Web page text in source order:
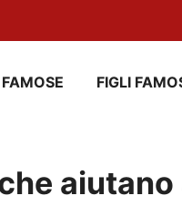
FIGLI
aiutano